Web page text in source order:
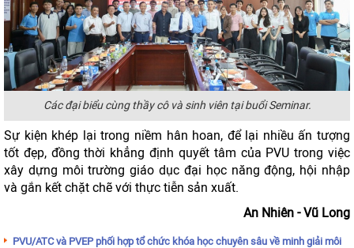
Các đại biểu cùng thầy cô và sinh viên tại buổi Seminar.
Sự kiện khép lại trong niềm hân hoan, để lại nhiều ấn tượng
tốt đẹp, đồng thời khẳng định quyết tâm của PVU trong việc
xây dựng môi trường giáo dục đại học năng động, hội nhập
và gắn kết chặt chẽ với thực tiễn sản xuất.
An Nhiên - Vũ Long
PVU/ATC và PVEP phối hợp tổ chức khóa học chuyên sâu về minh giải môi